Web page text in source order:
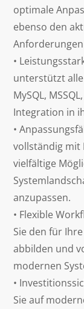
optimale
ebenso den
•
unterstützt alle
MySQL,
Integration in
•
vollständig mit
vielfältige
anzupassen.
• Flexible
Sie den für
abbilden und
modernen
•
Sie auf